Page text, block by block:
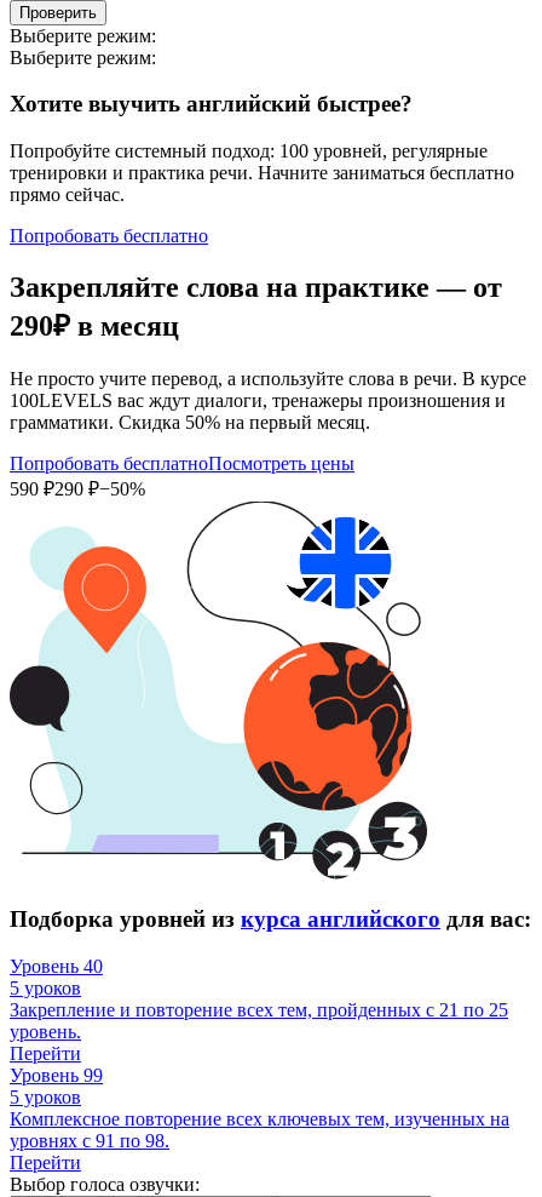
Проверить
Выберите режим:
Выберите режим:
Хотите выучить английский быстрее?
Попробуйте системный подход: 100 уровней, регулярные
тренировки и практика речи. Начните заниматься бесплатно
прямо сейчас.
Попробовать бесплатно
Закрепляйте слова на практике — от
290₽ в месяц
Не просто учите перевод, а используйте слова в речи. В курсе
100LEVELS вас ждут диалоги, тренажеры произношения и
грамматики. Скидка 50% на первый месяц.
Попробовать бесплатноПосмотреть цены
590 ₽290 ₽−50%
Подборка уровней из курса английского для вас:
Уровень 40
5 уроков
Закрепление и повторение всех тем, пройденных с 21 по 25
уровень.
Перейти
Уровень 99
5 уроков
Комплексное повторение всех ключевых тем, изученных на
уровнях с 91 по 98.
Перейти
Выбор голоса озвучки: